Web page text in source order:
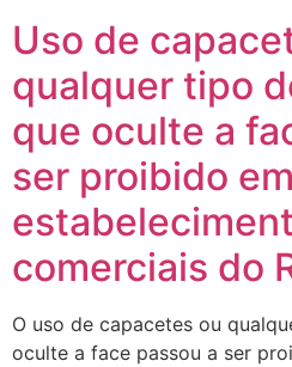
Uso de
qualquer tipo
que oculte a
ser proibido em
comerciais do
O uso de capacetes ou
oculte a face passou a ser